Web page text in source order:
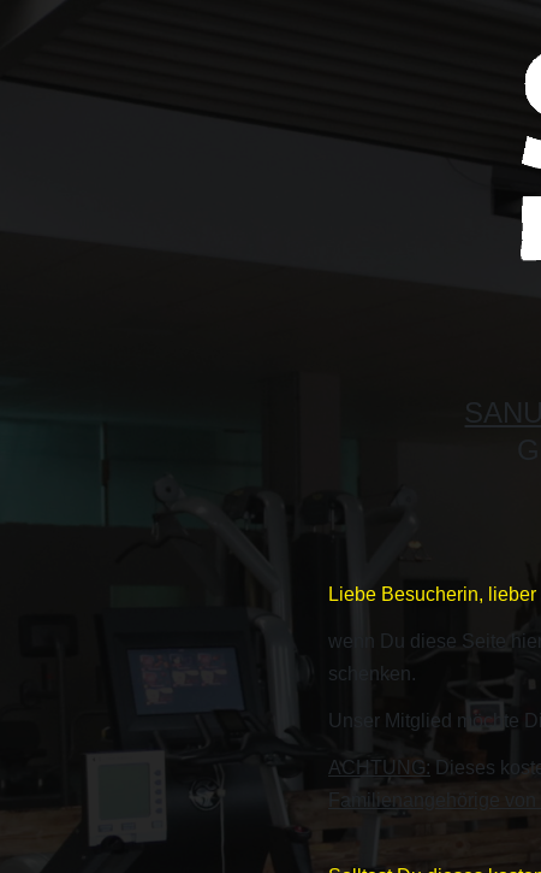
Liebe Besucherin, lieber
wenn Du diese Seite
schenken.
Unser Mitglied möchte
ACHTUNG: Dieses
Familienangehörige von